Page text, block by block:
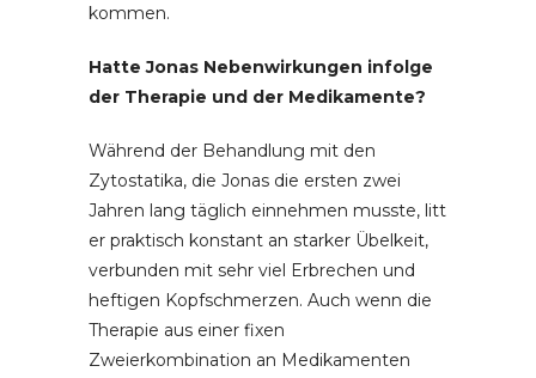
kommen.
Hatte Jonas Nebenwirkungen infolge
der Therapie und der Medikamente?
Während der Behandlung mit den
Zytostatika, die Jonas die ersten zwei
Jahren lang täglich einnehmen musste, litt
er praktisch konstant an starker Übelkeit,
verbunden mit sehr viel Erbrechen und
heftigen Kopfschmerzen. Auch wenn die
Therapie aus einer fixen
Zweierkombination an Medikamenten